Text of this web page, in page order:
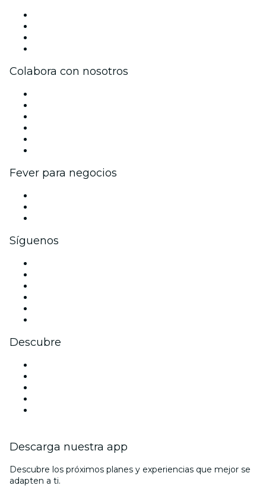
Colabora con nosotros
Fever para negocios
Síguenos
Descubre
Descarga nuestra app
Descubre los próximos planes y experiencias que mejor se
adapten a ti.